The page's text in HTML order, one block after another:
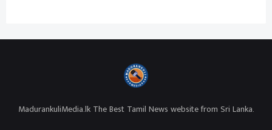
MadurankuliMedia.lk The Best Tamil News website from Sri Lanka.